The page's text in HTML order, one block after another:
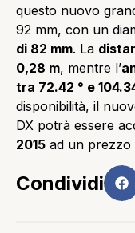
questo nuovo
92 mm, con un
di 82 mm. La
0,28 m, mentre l’
tra 72.42 ° e
disponibilità, il
DX potrà essere
2015 ad un prezzo
Condividi